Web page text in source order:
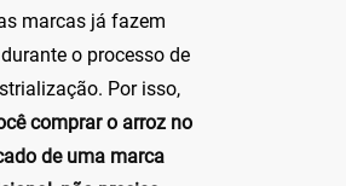
marcas já fazem
o processo de
Por isso,
comprar o arroz no
de uma marca